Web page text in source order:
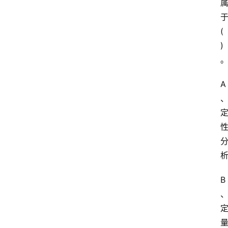
属
于
(
)
。
A
、
定
性
分
析
B
、
定
量